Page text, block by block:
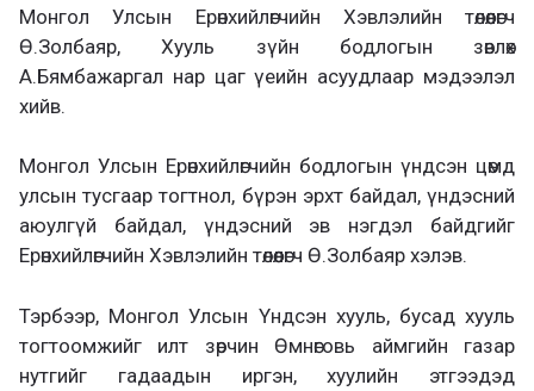
Монгол Улсын Ерөнхийлөгчийн Хэвлэлийн төлөөлөгч
Ө.Золбаяр, Хууль зүйн бодлогын зөвлөх
А.Бямбажаргал нар цаг үеийн асуудлаар мэдээлэл
хийв.
Монгол Улсын Ерөнхийлөгчийн бодлогын үндсэн цөмд
улсын тусгаар тогтнол, бүрэн эрхт байдал, үндэсний
аюулгүй байдал, үндэсний эв нэгдэл байдгийг
Ерөнхийлөгчийн Хэвлэлийн төлөөлөгч Ө.Золбаяр хэлэв.
Тэрбээр, Монгол Улсын Үндсэн хууль, бусад хууль
тогтоомжийг илт зөрчин Өмнөговь аймгийн газар
нутгийг гадаадын иргэн, хуулийн этгээдэд